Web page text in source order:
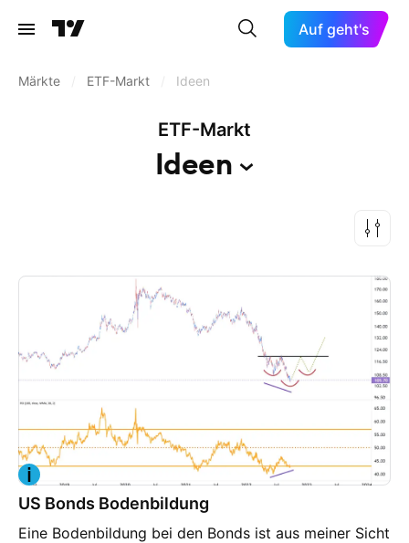
Auf geht's
Märkte ETF-Markt Ideen
ETF-Markt
Ideen
US Bonds Bodenbildung
Eine Bodenbildung bei den Bonds ist aus meiner Sicht